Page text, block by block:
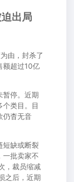
出局
由，封杀了
额超过10亿
停。近期
个类目。目
仍杳无音
缺或断裂
一批卖家不
，裁员缩减
之后，近期